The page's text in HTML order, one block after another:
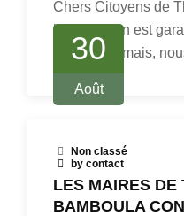
Chers Citoyens de
l’information est
plus que jamais,
30
Août
Non classé
by contact
LES MAIRES DE
BAMBOULA